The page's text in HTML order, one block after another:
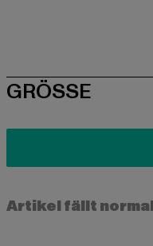
SIZE
GRÖSSE
Artikel fällt